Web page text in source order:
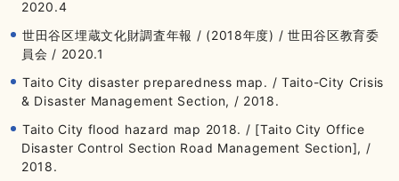
2020.4
世田谷区埋蔵文化財調査年報 / (2018年度) / 世田谷区教育委
員会 / 2020.1
Taito City disaster preparedness map. / Taito-City Crisis
& Disaster Management Section, / 2018.
Taito City flood hazard map 2018. / [Taito City Office
Disaster Control Section Road Management Section], /
2018.